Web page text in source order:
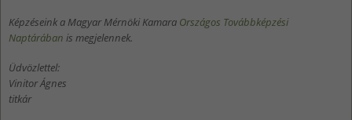
Képzéseink a Magyar Mérnöki Kamara Országos Továbbképzési
Naptárában is megjelennek.
Üdvözlettel:
Vinitor Ágnes
titkár